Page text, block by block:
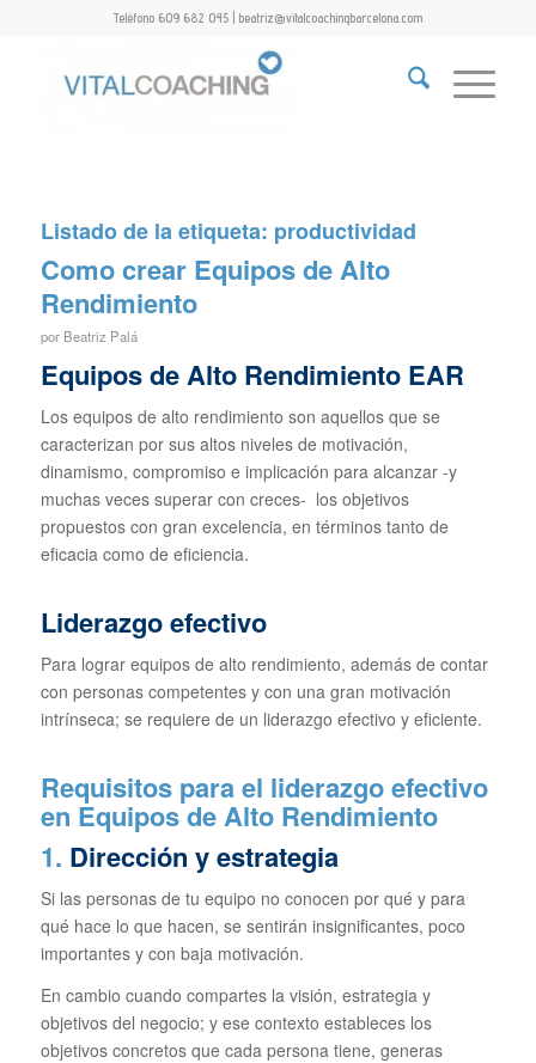
Teléfono 609 682 045 | beatriz@vitalcoachingbarcelona.com
Listado de la etiqueta: productividad
Como crear Equipos de Alto
Rendimiento
por Beatriz Palá
Equipos de Alto Rendimiento EAR
Los equipos de alto rendimiento son aquellos que se
caracterizan por sus altos niveles de motivación,
dinamismo, compromiso e implicación para alcanzar -y
muchas veces superar con creces- los objetivos
propuestos con gran excelencia, en términos tanto de
eficacia como de eficiencia.
Liderazgo efectivo
Para lograr equipos de alto rendimiento, además de contar
con personas competentes y con una gran motivación
intrínseca; se requiere de un liderazgo efectivo y eficiente.
Requisitos para el liderazgo efectivo
en Equipos de Alto Rendimiento
1. Dirección y estrategia
Si las personas de tu equipo no conocen por qué y para
qué hace lo que hacen, se sentirán insignificantes, poco
importantes y con baja motivación.
En cambio cuando compartes la visión, estrategia y
objetivos del negocio; y ese contexto estableces los
objetivos concretos que cada persona tiene, generas